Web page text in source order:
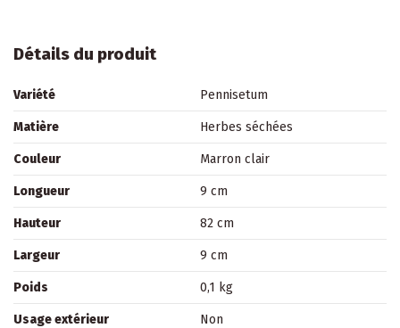
Détails du produit
Variété Pennisetum
Matière Herbes séchées
Couleur Marron clair
Longueur 9 cm
Hauteur 82 cm
Largeur 9 cm
Poids 0,1 kg
Usage extérieur Non